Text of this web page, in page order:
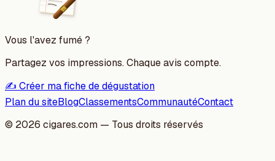
Vous l'avez fumé ?
Partagez vos impressions. Chaque avis compte.
✍️ Créer ma fiche de dégustation
Plan du siteBlogClassementsCommunautéContact
© 2026 cigares.com — Tous droits réservés